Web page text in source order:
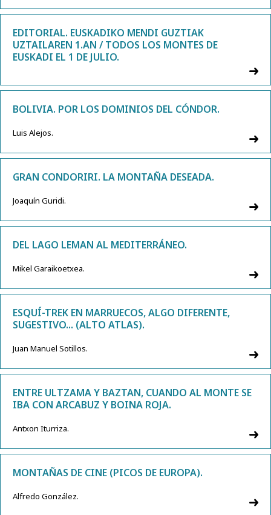
EDITORIAL. EUSKADIKO MENDI GUZTIAK
UZTAILAREN 1.AN / TODOS LOS MONTES DE
EUSKADI EL 1 DE JULIO.
BOLIVIA. POR LOS DOMINIOS DEL CÓNDOR.
Luis Alejos.
GRAN CONDORIRI. LA MONTAÑA DESEADA.
Joaquín Guridi.
DEL LAGO LEMAN AL MEDITERRÁNEO.
Mikel Garaikoetxea.
ESQUÍ-TREK EN MARRUECOS, ALGO DIFERENTE,
SUGESTIVO... (ALTO ATLAS).
Juan Manuel Sotillos.
ENTRE ULTZAMA Y BAZTAN, CUANDO AL MONTE SE
IBA CON ARCABUZ Y BOINA ROJA.
Antxon Iturriza.
MONTAÑAS DE CINE (PICOS DE EUROPA).
Alfredo González.